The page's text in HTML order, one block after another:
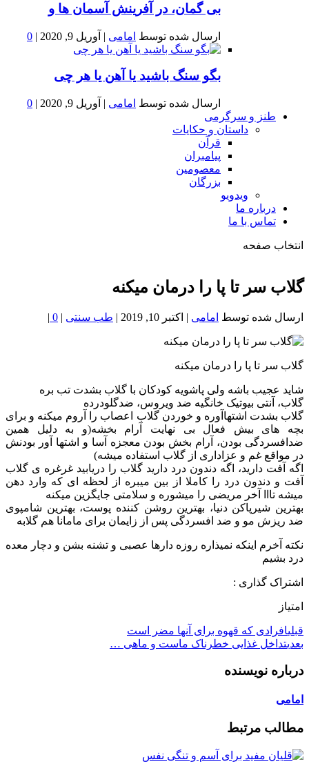
بى گمان، در آفرينش آسمان ها و
ارسال شده توسط امامی | آوریل 9, 2020 |
0
بگو سنگ باشید یا آهن یا هر چی
ارسال شده توسط امامی | آوریل 9, 2020 |
0
طنز و سرگرمی
داستان و حکایات
قرآن
پیامبران
معصومین
بزرگان
ویدویو
درباره ما
تماس با ما
انتخاب صفحه
خون
شمال
گلاب سر تا پا را درمان میکنه
ارسال شده توسط امامی | اکتبر 10, 2019 | طب سنتی |
0
|
گلاب سر تا پا را درمان میکنه
شاید عجیب باشه ولی پاشویه کودکان با گلاب بشدت تب بره
گلاب، آنتی بیوتیک خانگیه ضد ویروس، ضدگلودرده
گلاب بشدت اشتهاآوره و خوردن گلاب اعصاب را آروم میکنه و برای
بچه های بیش فعال بی نهایت آرام بخشه(و به دلیل همین
ضدافسردگی بودن، آرام بخش بودن معجزه آسا و اشتها آور بودنش
در مواقع غم و عزاداری از گلاب استفاده میشه)
اگه آفت دارید، اگه دندون درد دارید گلاب را دریابید غرغره ی گلاب
آفت و دندون درد را کاملا از بین میبره از لحظه ای که وارد دهن
میشه تااا آخر مریضی را میشوره و سلامتی جایگزین میکنه
بهترین شیرپاکن دنیا، بهترین روشن کننده پوست، بهترین شامپوی
ضد ریزش مو و ضد افسردگی پس از زایمان برای مامانا هم گلابه
نکته آخرم اینکه نمیذاره روزه دارها عصبی و تشنه بشن و دچار معده
درد بشیم
اشتراک گذاری :
امتیاز
قبلیافرادی که قهوه برای آنها مضر است
بعدیتداخل غذایی خطرناک ماست و ماهی …
درباره نویسنده
امامی
مطالب مرتبط